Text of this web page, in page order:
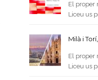
El proper
Liceu us
Milà i
El proper
Liceu us